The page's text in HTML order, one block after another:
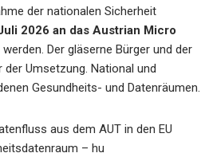
der nationalen Sicherheit
2026 an das Austrian Micro
werden. Der gläserne Bürger und der
Umsetzung. National und
Gesundheits- und Datenräumen.
aus dem AUT in den EU
– hu